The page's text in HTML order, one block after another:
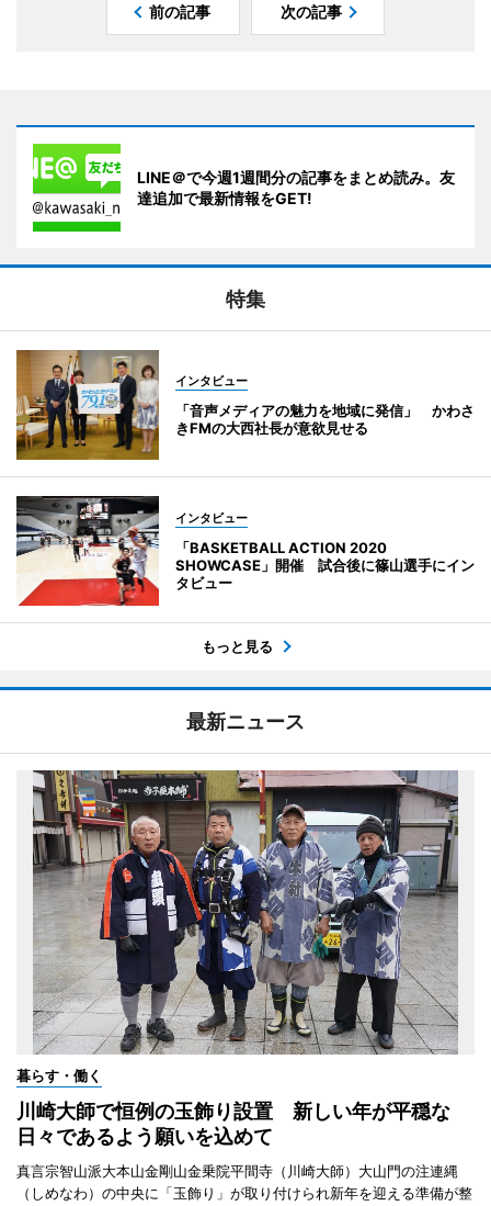
前の記事 次の記事
LINE＠で今週1週間分の記事をまとめ読み。友
達追加で最新情報をGET!
特集
インタビュー
「音声メディアの魅力を地域に発信」 かわさ
きFMの大西社長が意欲見せる
インタビュー
「BASKETBALL ACTION 2020
SHOWCASE」開催 試合後に篠山選手にイン
タビュー
もっと見る
最新ニュース
暮らす・働く
川崎大師で恒例の玉飾り設置 新しい年が平穏な
日々であるよう願いを込めて
真言宗智山派大本山金剛山金乗院平間寺（川崎大師）大山門の注連縄
（しめなわ）の中央に「玉飾り」が取り付けられ新年を迎える準備が整